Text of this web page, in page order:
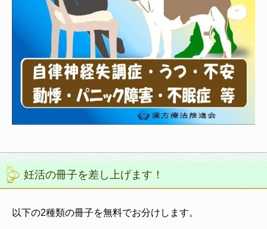
妊活の冊子を差し上げます！
以下の2種類の冊子を無料でお分けします。